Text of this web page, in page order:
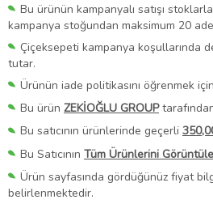
Bu ürünün kampanyalı satışı stoklarla
kampanya stoğundan maksimum 20
Çiçeksepeti kampanya koşullarında
tutar.
Ürünün iade politikasını öğrenmek için
Bu ürün ZEKİOĞLU GROUP
Bu satıcının ürünlerinde geçerli
Bu Satıcının Tüm Ürünlerini Görüntüle
Ürün sayfasında gördüğünüz fiyat
belirlenmektedir.